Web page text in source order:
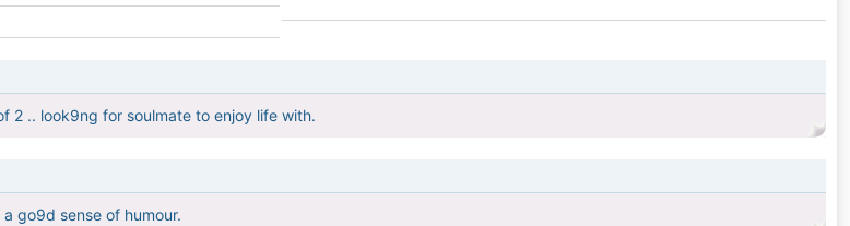
2 .. look9ng for soulmate to enjoy life with.
go9d sense of humour.